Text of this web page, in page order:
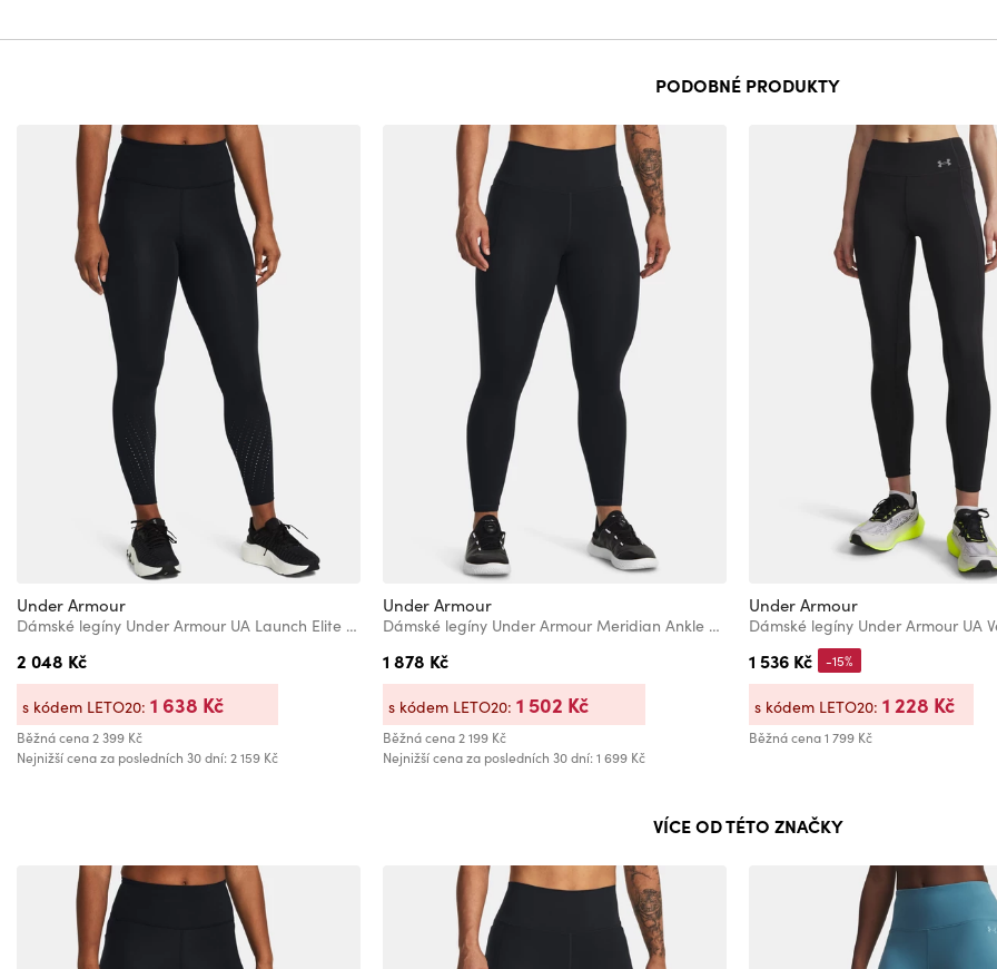
PODOBNÉ PRODUKTY
Under Armour
Dámské legíny Under Armour UA Launch Elite Ankle Tights
2 048 Kč
Běžná cena2 399 Kč
Nejnižší cena za posledních 30 dní: 2 159 Kč
s kódem LETO20: 1 638 Kč
Under Armour
Dámské legíny Under Armour Meridian Ankle Leg
1 878 Kč
Běžná cena2 199 Kč
Nejnižší cena za posledních 30 dní: 1 699 Kč
s kódem LETO20: 1 502 Kč
Under Armour
1 536 Kč
Běžná cena1 799 Kč
-15%
s kódem LETO20: 1 228 Kč
VÍCE OD TÉTO ZNAČKY